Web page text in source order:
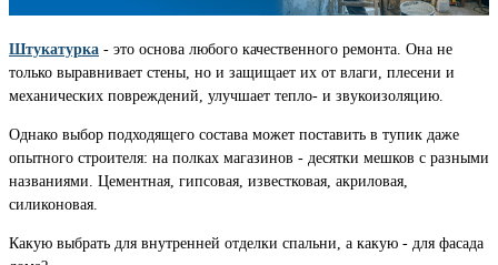
Штукатурка - это основа любого качественного ремонта. Она не
только выравнивает стены, но и защищает их от влаги, плесени и
механических повреждений, улучшает тепло- и звукоизоляцию.
Однако выбор подходящего состава может поставить в тупик даже
опытного строителя: на полках магазинов - десятки мешков с разными
названиями. Цементная, гипсовая, известковая, акриловая,
силиконовая.
Какую выбрать для внутренней отделки спальни, а какую - для фасада